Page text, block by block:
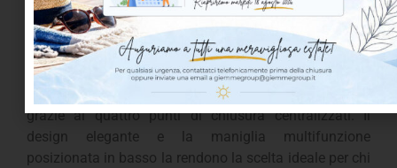
che consente la massima libertà di movimento e una
vista panoramica senza ingombri interni. Realizzata
con materiali eccellenti e isolamento termico
perimetrale pre-installato, garantisce altissime
prestazioni energetiche e una sicurezza superiore
grazie ai quattro punti di chiusura centralizzati. Il
design elegante e la maniglia multifunzione
posizionata in basso la rendono la scelta ideale per chi